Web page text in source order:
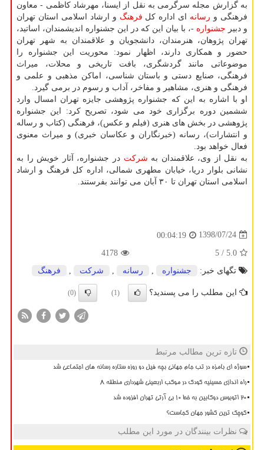
به گزارش مجله سرگرمی به نقل از ایسنا، مهرشاد كاظمی - معاون
فرهنگی و رسانه ای اداره كل فرهنگ و ارشاد اسلامی استان تهران
و دبیر جشنواره -، با بیان این كه در این جشنواره اندیشمندان، اساتید،
تهران پژوهان، هنرمندان، دانشجویان و علاقمندان به شهر تهران
حضور و همكاری دارند، اظهار نمود: محوریت این جشنواره را
موضوعاتی مانند گردشگری، بافت تاریخی و محلات، میراث
فرهنگی، صنایع دستی و باستان شناسی، اماكن مذهبی و علمی و
فرهنگی و هنری، مشاهیر و مفاخر، آداب و رسوم در برمی گیرد.
او با اشاره به این كه جشنواره پژوهشی جایزه تهران امسال وارد
ششمین دوره برگزاری خود می شود، تصریح كرد: این جشنواره
پژوهشی در بخش های هنری (فیلم و عكس)، فرهنگی (كتاب و رساله
و انتشارات)، رسانه (خبرنگاران و عكاسان خبری) و میراث معنوی
فعال خواهد بود.
به نقل از وی، علاقمندان به شركت در جشنواره، آثار خویش را به
نشانی بلوار دریا، خیابان مطهری شمالی، اداره كل فرهنگ و ارشاد
اسلامی استان تهران تا ۳۰ آبان می توانند بفرستند.
1398/07/24
00:04:19
5.0
/ 5
4178
تگهای خبر:
جشنواره رسانه شركت فرهنگ
این مطلب را می پسندید؟ (1)
(0)
تازه ترین مطالب مرتبط
سوژه ای بامزه در تب جام جهانی بچه فیل دو روزه ستاره رسانه های اجتماعی شد
راه اندازی حسینیه کودک در موکب اربعینی شهرداری منطقه ۸
20 اتوبوس دوکابین به خط 10 بی آرتی تهران افزوده شد
کوچک ترین کشور جهان کجاست؟
نظرات بینندگان در مورد این مطلب